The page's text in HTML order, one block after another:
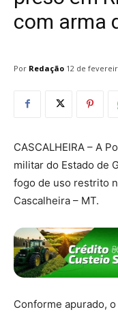
com arma
Por Redação 12 de
CASCALHEIRA – A
militar do Estado de
fogo de uso restrito
Cascalheira – MT.
Conforme apurado,